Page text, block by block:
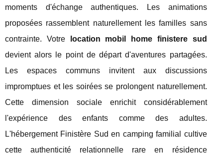
moments d'échange authentiques. Les animations
proposées rassemblent naturellement les familles sans
contrainte. Votre
location mobil home finistere sud
devient alors le point de départ d'aventures partagées.
Les espaces communs invitent aux discussions
impromptues et les soirées se prolongent naturellement.
Cette dimension sociale enrichit considérablement
l'expérience des enfants comme des adultes.
L'hébergement Finistère Sud en camping familial cultive
cette authenticité relationnelle rare en résidence